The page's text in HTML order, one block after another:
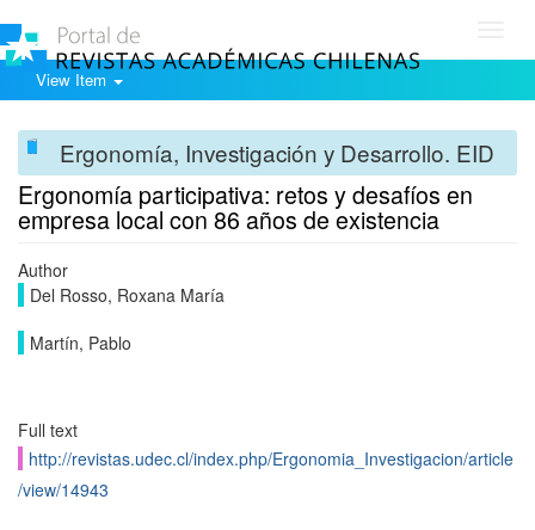
View Item
Ergonomía, Investigación y Desarrollo. EID
Ergonomía participativa: retos y desafíos en
empresa local con 86 años de existencia
Author
Del Rosso, Roxana María
Martín, Pablo
Full text
http://revistas.udec.cl/index.php/Ergonomia_Investigacion/article
/view/14943